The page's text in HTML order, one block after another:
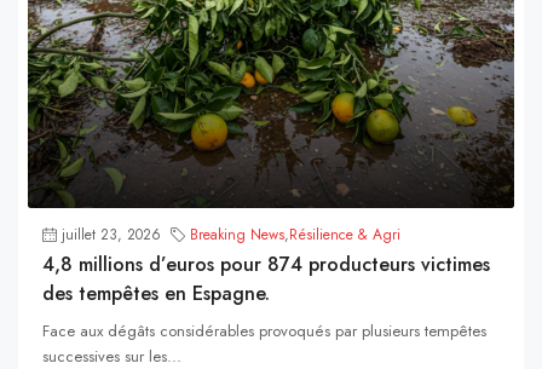
juillet 23, 2026 Breaking News,Résilience & Agri
4,8 millions d’euros pour 874 producteurs victimes
des tempêtes en Espagne.
Face aux dégâts considérables provoqués par plusieurs tempêtes
successives sur les...